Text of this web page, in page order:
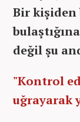
Bir kişiden
değil şu
"Kontrol
uğrayarak